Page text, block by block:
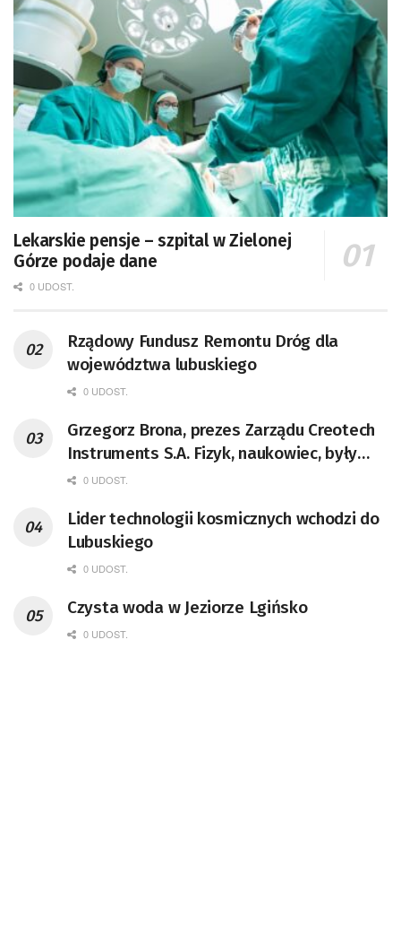
Lekarskie pensje – szpital w Zielonej
Górze podaje dane
0 UDOST.
Rządowy Fundusz Remontu Dróg dla
województwa lubuskiego
0 UDOST.
Grzegorz Brona, prezes Zarządu Creotech
Instruments S.A. Fizyk, naukowiec, były
pracownik CERN w Genewie,
doktor habilitowany nauk fizycznych,
koordynator Rady Sektorowej ds.
Kompetencji Przemysłu Lotniczo-
Badań Kosmicznych i Satelitarnych PAN.
0 UDOST.
Lider technologii kosmicznych wchodzi do
Lubuskiego
0 UDOST.
Czysta woda w Jeziorze Lgińsko
0 UDOST.